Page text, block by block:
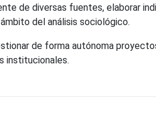
de diversas fuentes, elaborar
del análisis sociológico.
de forma autónoma
institucionales.